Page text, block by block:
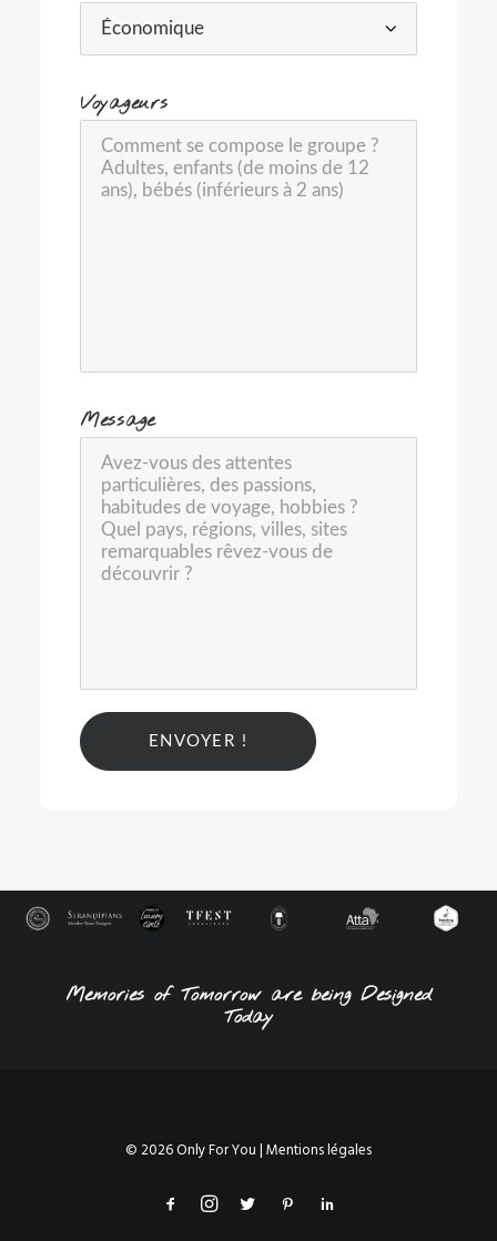
Voyageurs
Message
Memories of Tomorrow are being Designed
Today
© 2026 Only For You |Mentions légales